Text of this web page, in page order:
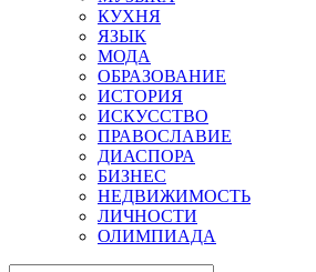
КУХНЯ
ЯЗЫК
МОДА
ОБРАЗОВАНИЕ
ИСТОРИЯ
ИСКУССТВО
ПРАВОСЛАВИЕ
ДИАСПОРА
БИЗНЕС
НЕДВИЖИМОСТЬ
ЛИЧНОСТИ
ОЛИМПИАДА